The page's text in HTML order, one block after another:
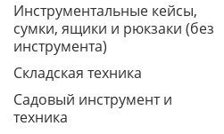
Инструментальные кейсы,
сумки, ящики и рюкзаки (без
инструмента)
Складская техника
Садовый инструмент и
техника